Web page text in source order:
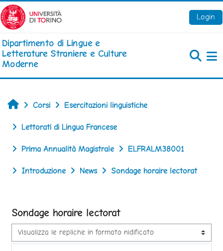
Vai al contenuto principale
Login
Dipartimento di Lingue e
Letterature Straniere e Culture
Moderne
Home
Corsi Esercitazioni linguistiche
Lettorati di Lingua Francese
Prima Annualità Magistrale ELFRALM38001
Introduzione News Sondage horaire lectorat
Sondage horaire lectorat
Modalità visualizzazione